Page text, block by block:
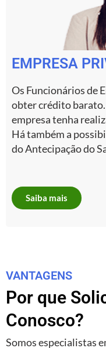
EMPRESA
Os Funcionários de
obter crédito barato.
empresa tenha
Há também a
do Antecipação do
Saiba mais
VANTAGENS
Por que
Conosco?
Somos especialistas